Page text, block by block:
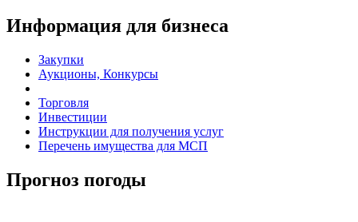
Информация для бизнеса
Закупки
Аукционы, Конкурсы
Торговля
Инвестиции
Инструкции для получения услуг
Перечень имущества для МСП
Прогноз погоды